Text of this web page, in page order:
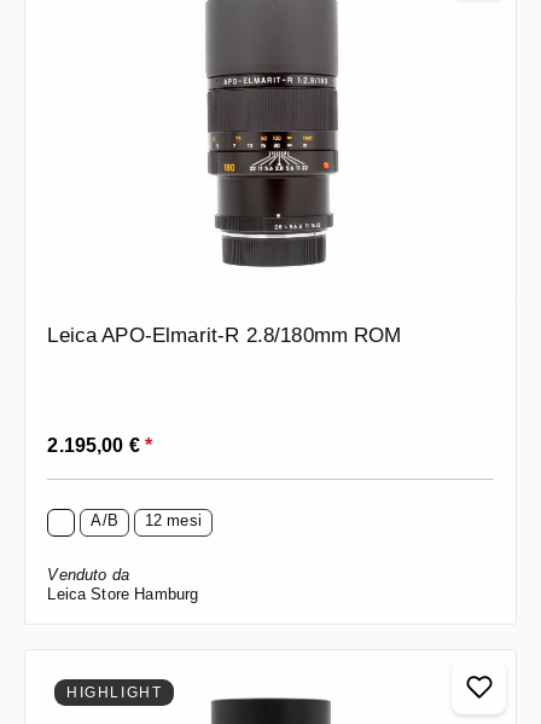
Leica APO-Elmarit-R 2.8/180mm ROM
Prezzo normale:
2.195,00 €*
A/B 12 mesi
Venduto da
Leica Store Hamburg
HIGHLIGHT